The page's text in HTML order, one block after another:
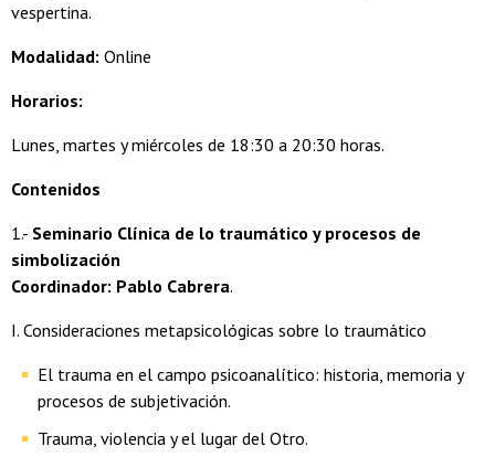
vespertina.
Modalidad: Online
Horarios:
Lunes, martes y miércoles de 18:30 a 20:30 horas.
Contenidos
1.- Seminario Clínica de lo traumático y procesos de
simbolización
Coordinador: Pablo Cabrera.
I. Consideraciones metapsicológicas sobre lo traumático
El trauma en el campo psicoanalítico: historia, memoria y
procesos de subjetivación.
Trauma, violencia y el lugar del Otro.